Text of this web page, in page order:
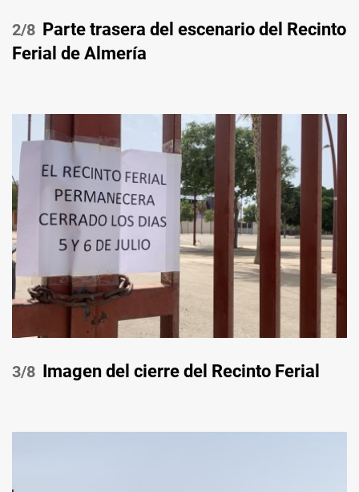
/8 Parte trasera del escenario del Recinto
Ferial de Almería
/8 Imagen del cierre del Recinto Ferial